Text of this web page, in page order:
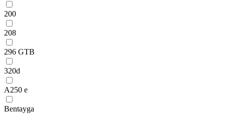
200
208
296 GTB
320d
A250 e
Bentayga